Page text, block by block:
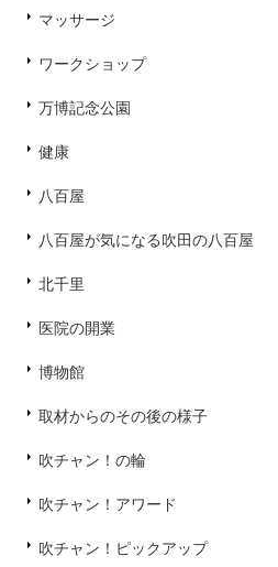
マッサージ
ワークショップ
万博記念公園
健康
八百屋
八百屋が気になる吹田の八百屋
北千里
医院の開業
博物館
取材からのその後の様子
吹チャン！の輪
吹チャン！アワード
吹チャン！ピックアップ